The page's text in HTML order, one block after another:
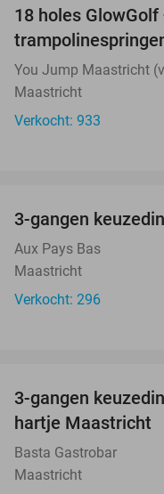
18 holes
You Jump Maastricht
Maastricht
Verkocht: 933
3-gangen
Aux Pays Bas
Maastricht
Verkocht: 296
3-gangen
hartje Maastricht
Basta Gastrobar
Maastricht